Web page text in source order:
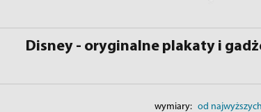
Disney - oryginalne plakaty i
wymiary: od najwyższych